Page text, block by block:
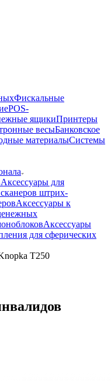
Фискальные
POS-
ящикиПринтеры
весыБанковское
материалыСистемы
Аксессуары для
штрих-
Аксессуары к
Аксессуары
для сферических
T250